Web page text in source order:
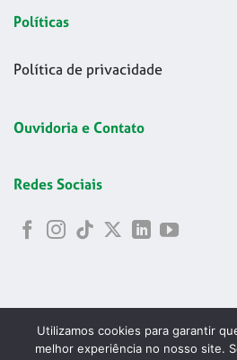
Políticas
Política de privacidade
Ouvidoria e Contato
Redes Sociais
Utilizamos cookies para garantir
melhor experiência no nosso site.